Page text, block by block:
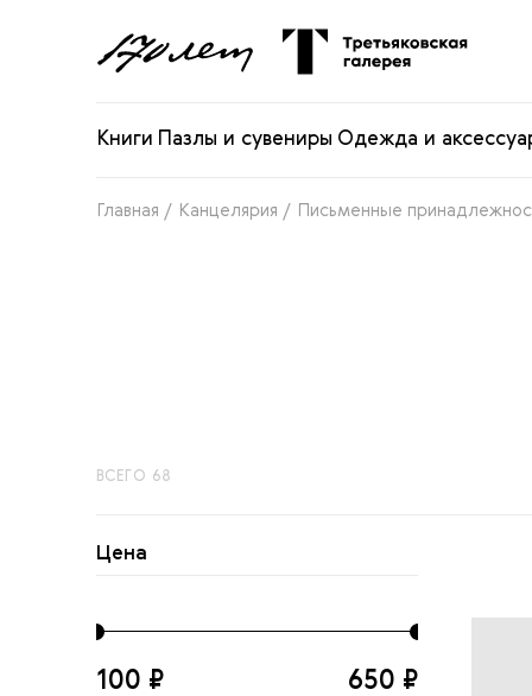
Книги Пазлы и сувениры Одежда и
Главная / Канцелярия / Письменные
ВСЕГО 68
Цена
100 ₽ 650 ₽